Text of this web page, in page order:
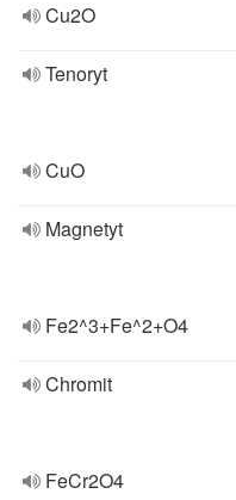
Cu2O
Tenoryt
CuO
Magnetyt
Fe2^3+Fe^2+O4
Chromit
FeCr2O4